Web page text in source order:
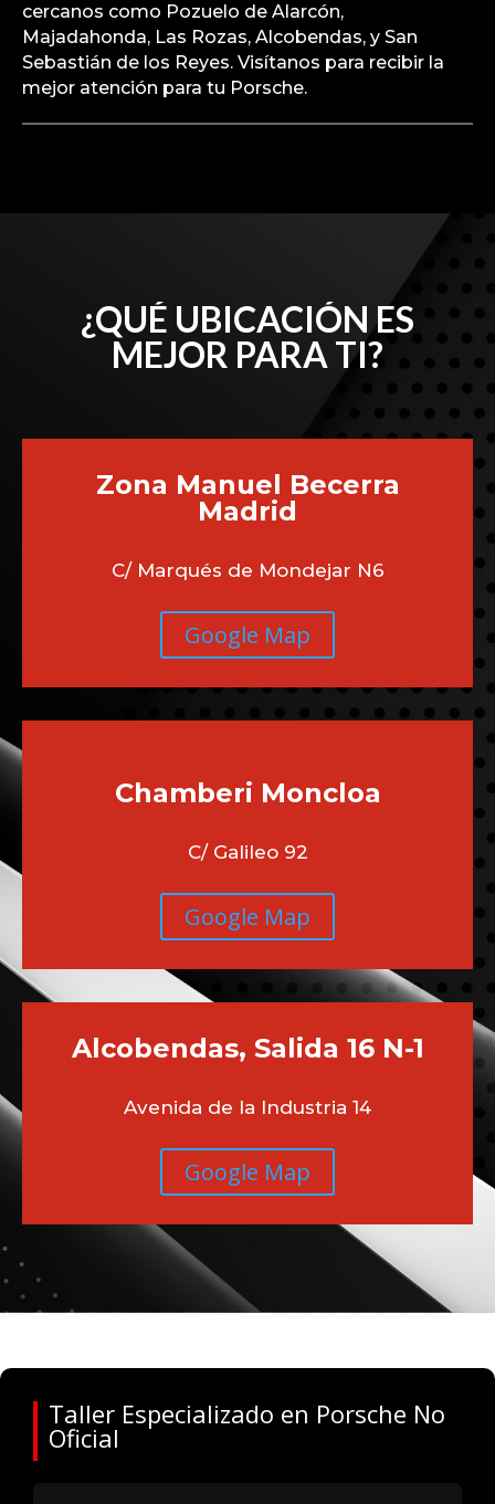
cercanos como Pozuelo de Alarcón,
Majadahonda, Las Rozas, Alcobendas, y San
Sebastián de los Reyes. Visítanos para recibir la
mejor atención para tu Porsche.
¿QUÉ UBICACIÓN ES
MEJOR PARA TI?
Zona Manuel Becerra
Madrid
C/ Marqués de Mondejar N6
Google Map
Chamberi Moncloa
C/ Galileo 92
Google Map
Alcobendas, Salida 16 N-1
Avenida de la Industria 14
Google Map
Taller Especializado en Porsche No
Oficial